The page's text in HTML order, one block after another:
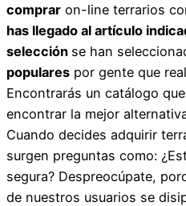
comprar on-line terrarios
has llegado al artículo
selección se han
populares por gente que
Encontrarás un catálogo
encontrar la mejor
Cuando decides adquirir
surgen preguntas como:
segura? Despreocúpate,
de nuestros usuarios se